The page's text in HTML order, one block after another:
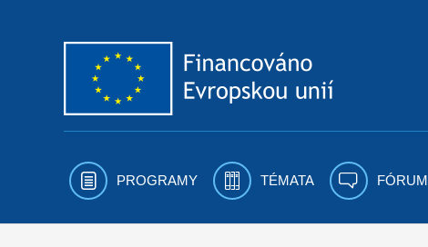
PROGRAMY TÉMATA FÓRUM